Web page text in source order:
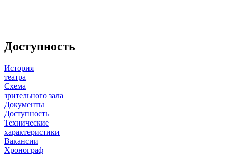
Доступность
История
театра
Схема
зрительного зала
Документы
Доступность
Технические
характеристики
Вакансии
Хронограф